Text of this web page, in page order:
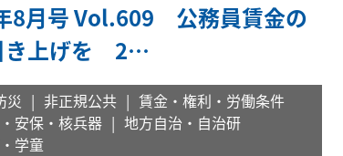
8月号 Vol.609 公務員賃金の
き上げを 2…
災 非正規公共
賃金・権利・労働条件
安保・核兵器
地方自治・自治研
学童